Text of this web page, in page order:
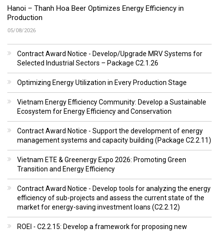
Hanoi – Thanh Hoa Beer Optimizes Energy Efficiency in
Production
05/08/2026
Contract Award Notice - Develop/Upgrade MRV Systems for
Selected Industrial Sectors – Package C2.1.26
Optimizing Energy Utilization in Every Production Stage
Vietnam Energy Efficiency Community: Develop a Sustainable
Ecosystem for Energy Efficiency and Conservation
Contract Award Notice - Support the development of energy
management systems and capacity building (Package C2.2.11)
Vietnam ETE & Greenergy Expo 2026: Promoting Green
Transition and Energy Efficiency
Contract Award Notice - Develop tools for analyzing the energy
efficiency of sub-projects and assess the current state of the
market for energy-saving investment loans (C2.2.12)
ROEI - C2.2.15: Develop a framework for proposing new